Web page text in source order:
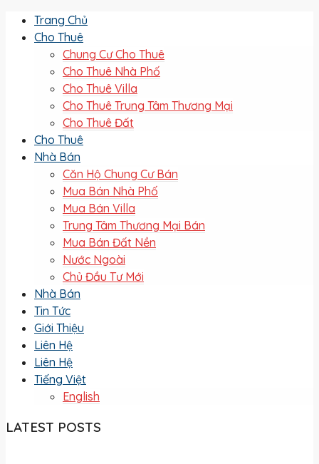
Trang Chủ
Cho Thuê
Chung Cư Cho Thuê
Cho Thuê Nhà Phố
Cho Thuê Villa
Cho Thuê Trung Tâm Thương Mại
Cho Thuê Đất
Cho Thuê
Nhà Bán
Căn Hộ Chung Cư Bán
Mua Bán Nhà Phố
Mua Bán Villa
Trung Tâm Thương Mại Bán
Mua Bán Đất Nền
Nước Ngoài
Chủ Đầu Tư Mới
Nhà Bán
Tin Tức
Giới Thiệu
Liên Hệ
Liên Hệ
Tiếng Việt
English
LATEST POSTS